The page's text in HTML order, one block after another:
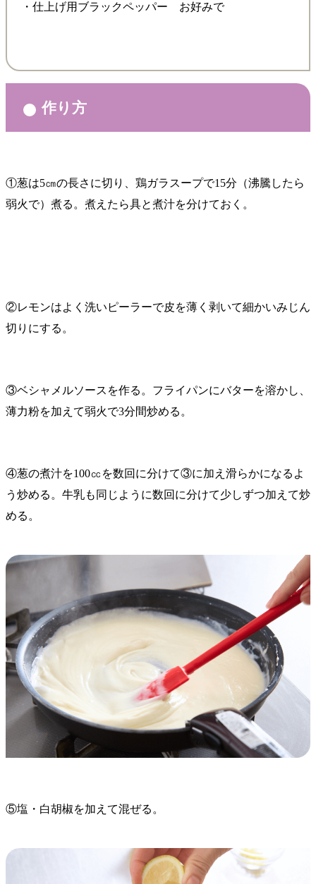
・仕上げ用ブラックペッパー お好みで
作り方
①葱は5㎝の長さに切り、鶏ガラスープで15分（沸騰したら
弱火で）煮る。煮えたら具と煮汁を分けておく。
②レモンはよく洗いピーラーで皮を薄く剥いて細かいみじん
切りにする。
③ベシャメルソースを作る。フライパンにバターを溶かし、
薄力粉を加えて弱火で3分間炒める。
④葱の煮汁を100㏄を数回に分けて③に加え滑らかになるよ
う炒める。牛乳も同じように数回に分けて少しずつ加えて炒
める。
⑤塩・白胡椒を加えて混ぜる。